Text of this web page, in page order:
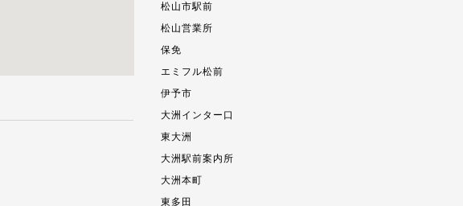
松山市駅前
松山営業所
保免
エミフル松前
伊予市
大洲インター口
東大洲
大洲駅前案内所
大洲本町
東多田